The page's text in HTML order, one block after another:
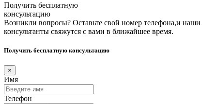
Получить бесплатную
консультацию
Возникли вопросы? Оставьте свой номер телефона,и наши
консультанты свяжутся с вами в ближайшее время.
Получить бесплатную консультацию
×
Имя
Телефон